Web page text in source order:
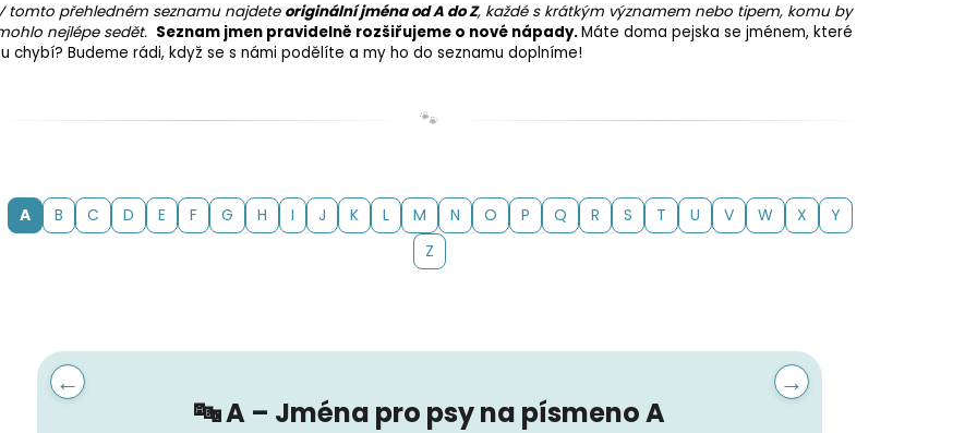
tomto přehledném seznamu najdete originální jména od A do Z, každé s krátkým významem nebo tipem, komu by
nejlépe sedět. Seznam jmen pravidelně rozšiřujeme o nové nápady.Máte doma pejska se jménem, které
chybí? Budeme rádi, když se s námi podělíte a my ho do seznamu doplníme!
🐾
A B C D E F G H I J K L M N O P Q R S T U V W X
Y
Z
← →
🔤 A – Jména pro psy na písmeno A